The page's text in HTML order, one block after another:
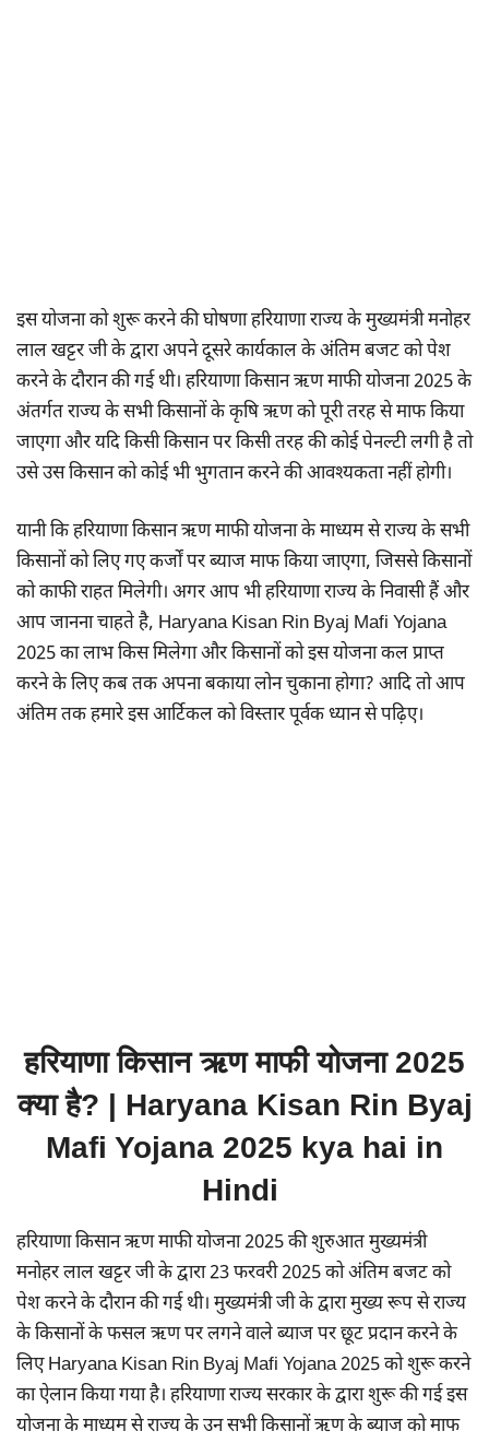
इस योजना को शुरू करने की घोषणा हरियाणा राज्य के मुख्यमंत्री मनोहर
लाल खट्टर जी के द्वारा अपने दूसरे कार्यकाल के अंतिम बजट को पेश
करने के दौरान की गई थी। हरियाणा किसान ऋण माफी योजना 2025 के
अंतर्गत राज्य के सभी किसानों के कृषि ऋण को पूरी तरह से माफ किया
जाएगा और यदि किसी किसान पर किसी तरह की कोई पेनल्टी लगी है तो
उसे उस किसान को कोई भी भुगतान करने की आवश्यकता नहीं होगी।
यानी कि हरियाणा किसान ऋण माफी योजना के माध्यम से राज्य के सभी
किसानों को लिए गए कर्जों पर ब्याज माफ किया जाएगा, जिससे किसानों
को काफी राहत मिलेगी। अगर आप भी हरियाणा राज्य के निवासी हैं और
आप जानना चाहते है, Haryana Kisan Rin Byaj Mafi Yojana
2025 का लाभ किस मिलेगा और किसानों को इस योजना कल प्राप्त
करने के लिए कब तक अपना बकाया लोन चुकाना होगा? आदि तो आप
अंतिम तक हमारे इस आर्टिकल को विस्तार पूर्वक ध्यान से पढ़िए।
हरियाणा किसान ऋण माफी योजना 2025
क्या है? | Haryana Kisan Rin Byaj
Mafi Yojana 2025 kya hai in
Hindi
हरियाणा किसान ऋण माफी योजना 2025 की शुरुआत मुख्यमंत्री
मनोहर लाल खट्टर जी के द्वारा 23 फरवरी 2025 को अंतिम बजट को
पेश करने के दौरान की गई थी। मुख्यमंत्री जी के द्वारा मुख्य रूप से राज्य
के किसानों के फसल ऋण पर लगने वाले ब्याज पर छूट प्रदान करने के
लिए Haryana Kisan Rin Byaj Mafi Yojana 2025 को शुरू करने
का ऐलान किया गया है। हरियाणा राज्य सरकार के द्वारा शुरू की गई इस
योजना के माध्यम से राज्य के उन सभी किसानों ऋण के ब्याज को माफ